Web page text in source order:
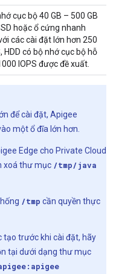
cục bộ 40 GB – 500 GB
hoặc ổ cứng nhanh
các cài đặt lớn hơn 250
HDD có bộ nhớ cục bộ hỗ
IOPS được đề xuất.
để cài đặt, Apigee
một ổ đĩa lớn hơn.
Edge cho Private Cloud
xoá thư mục /tmp/java
/tmp cần quyền thực
tạo trước khi cài đặt, hãy
tại dưới dạng thư mục